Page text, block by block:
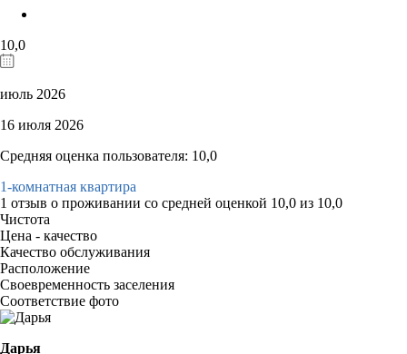
10,0
июль 2026
16 июля 2026
Средняя оценка пользователя: 10,0
1-комнатная квартира
1 отзыв о проживании со средней оценкой 10,0 из 10,0
Чистота
Цена - качество
Качество обслуживания
Расположение
Своевременность заселения
Соответствие фото
Дарья